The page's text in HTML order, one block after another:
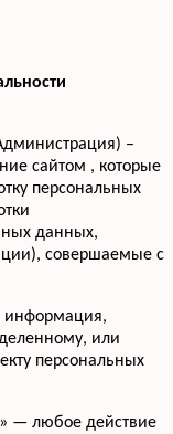
–
сайтом , которые
персональных
данных,
совершаемые с
информация,
или
персональных
— любое действие